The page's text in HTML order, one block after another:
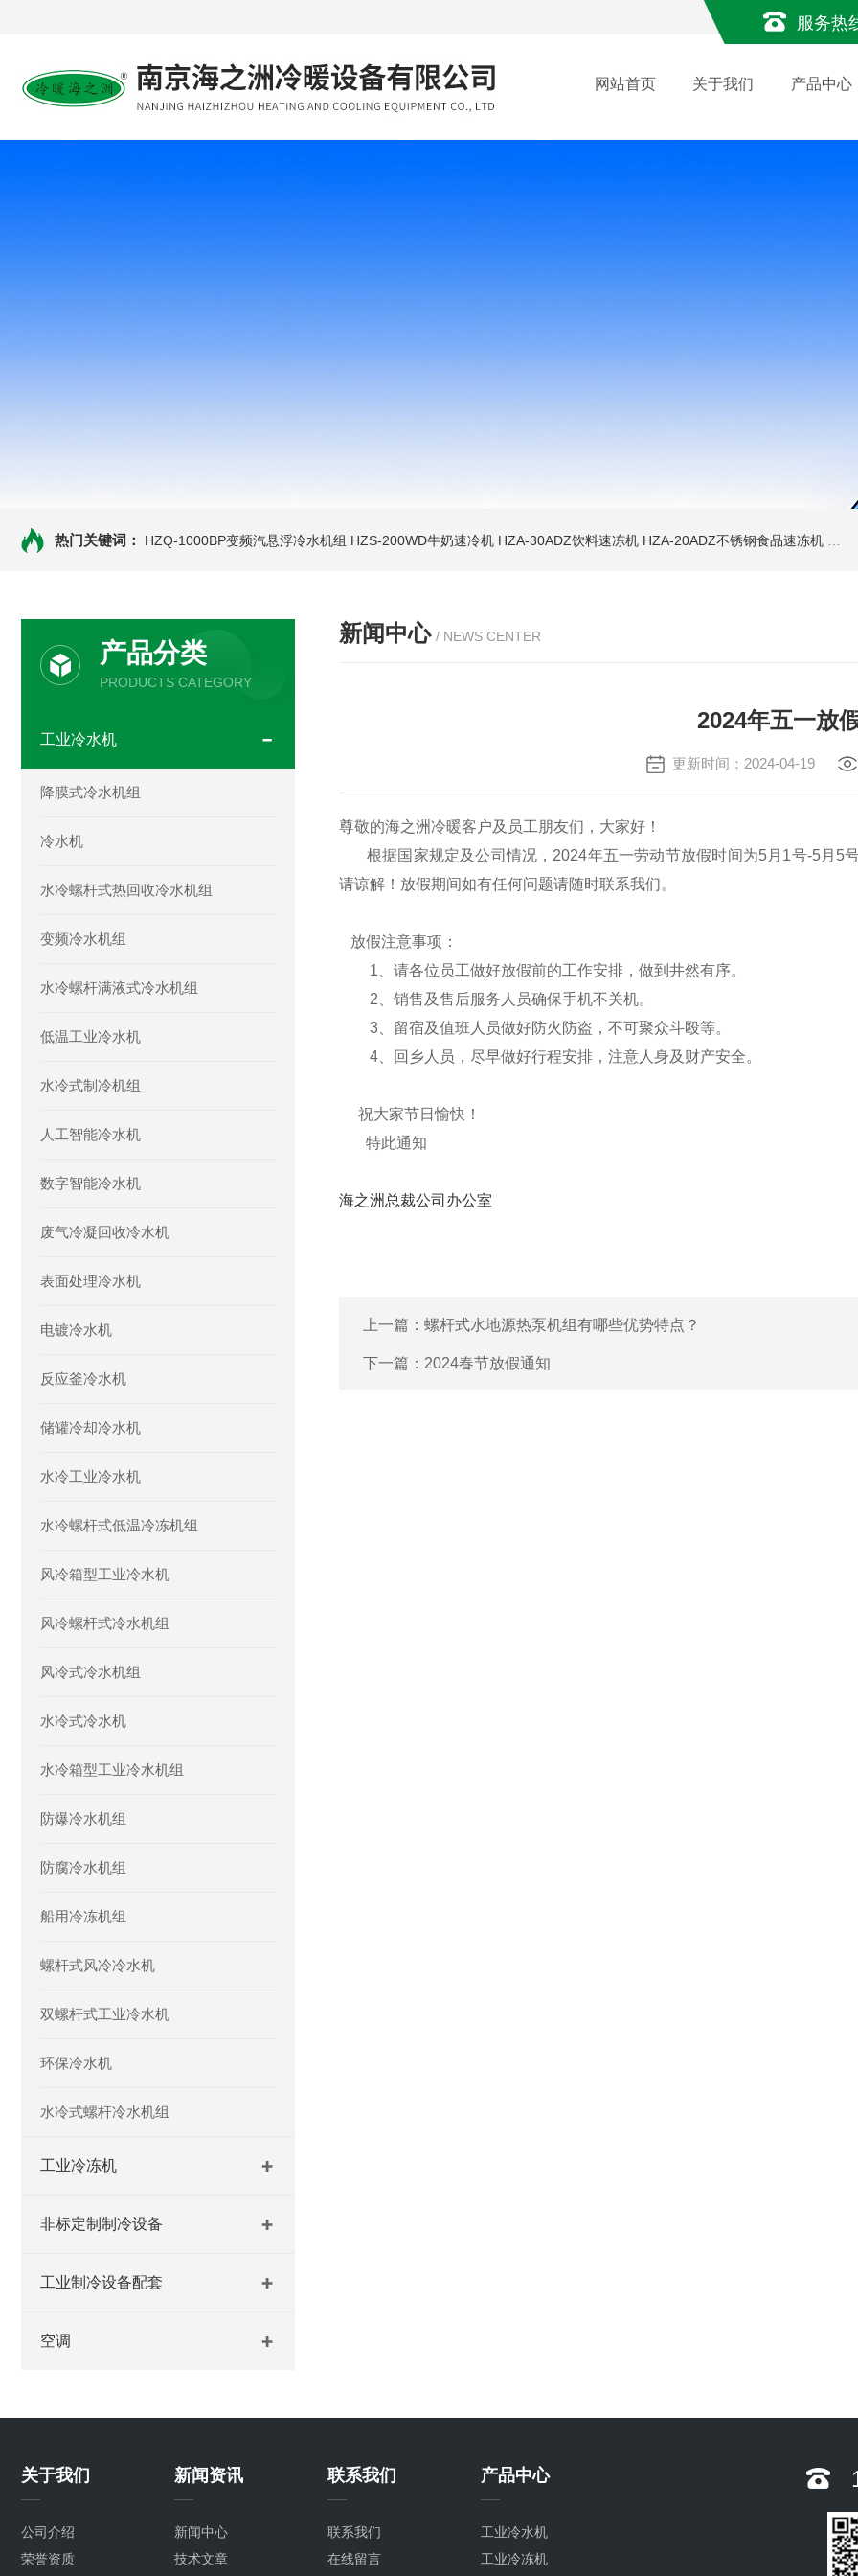
服务热
网站首页 关于我们 产品中心
热门关键词： HZQ-1000BP变频汽悬浮冷水机组 HZS-200WD牛奶速冷机 HZA-30ADZ饮料速冻机 HZA-20ADZ不锈钢食品速冻机
产品分类
PRODUCTS CATEGORY
工业冷水机
降膜式冷水机组
冷水机
水冷螺杆式热回收冷水机组
变频冷水机组
水冷螺杆满液式冷水机组
低温工业冷水机
水冷式制冷机组
人工智能冷水机
数字智能冷水机
废气冷凝回收冷水机
表面处理冷水机
电镀冷水机
反应釜冷水机
储罐冷却冷水机
水冷工业冷水机
水冷螺杆式低温冷冻机组
风冷箱型工业冷水机
风冷螺杆式冷水机组
风冷式冷水机组
水冷式冷水机
水冷箱型工业冷水机组
防爆冷水机组
防腐冷水机组
船用冷冻机组
螺杆式风冷冷水机
双螺杆式工业冷水机
环保冷水机
水冷式螺杆冷水机组
工业冷冻机
非标定制制冷设备
工业制冷设备配套
空调
新闻中心 / NEWS CENTER
2024年五一放
更新时间：2024-04-19
尊敬的海之洲冷暖客户及员工朋友们，大家好！
根据国家规定及公司情况，2024年五一劳动节放假时间为5月1号-5月5
请谅解！放假期间如有任何问题请随时联系我们。
放假注意事项：
1、请各位员工做好放假前的工作安排，做到井然有序。
2、销售及售后服务人员确保手机不关机。
3、留宿及值班人员做好防火防盗，不可聚众斗殴等。
4、回乡人员，尽早做好行程安排，注意人身及财产安全。
祝大家节日愉快！
特此通知
海之洲总裁公司办公室
上一篇： 螺杆式水地源热泵机组有哪些优势特点？
下一篇： 2024春节放假通知
关于我们
公司介绍
荣誉资质
新闻资讯
新闻中心
技术文章
联系我们
联系我们
在线留言
产品中心
工业冷水机
工业冷冻机